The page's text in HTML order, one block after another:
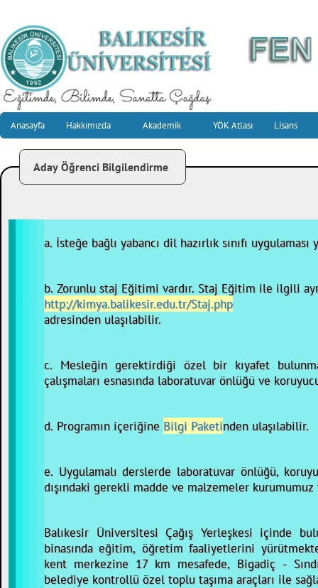
Anasayfa Hakkımızda Akademik YÖK Atlası Lisans
Aday Öğrenci Bilgilendirme
a. İsteğe bağlı yabancı dil hazırlık sınıfı
b. Zorunlu staj Eğitimi vardır. Staj Eğitim ile ilgili
http://kimya.balikesir.edu.tr/Staj.php
adresinden ulaşılabilir.
c. Mesleğin gerektirdiği özel bir kıyafet bulunmamaktadır.
çalışmaları esnasında laboratuvar önlüğü ve
d. Programın içeriğine Bilgi Paketinden ulaşılabilir.
e. Uygulamalı derslerde laboratuvar önlüğü,
dışındaki gerekli madde ve malzemeler kurumumuz
Balıkesir Üniversitesi Çağış Yerleşkesi içinde bulunan Fen
binasında eğitim, öğretim faaliyetlerini yürütmektedir. Çağış Kampüsü Balıkesir
kent merkezine 17 km mesafede, Bigadiç - Sındırgı
belediye kontrollü özel toplu taşıma araçları ile